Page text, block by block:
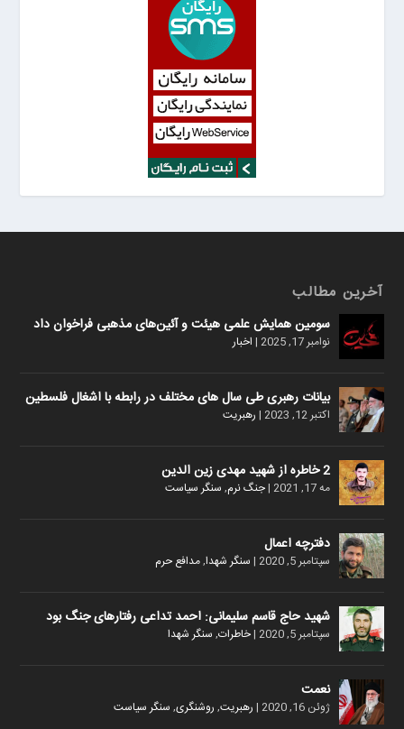
آخرین مطالب
سومین همایش علمی هیئت و آئین‌های مذهبی فراخوان داد
نوامبر 17, 2025 | اخبار
بیانات رهبری طی سال های مختلف در رابطه با اشغال فلسطین
اکتبر 12, 2023 | رهبریت
2 خاطره از شهید مهدی زین الدین
مه 17, 2021 |جنگ نرم, سنگر سیاست
دفترچه اعمال
سپتامبر 5, 2020 | سنگر شهدا,مدافع حرم
شهید حاج قاسم سلیمانی: احمد تداعی رفتارهای جنگ بود
سپتامبر 5, 2020 |خاطرات, سنگر شهدا
نعمت
ژوئن 16, 2020 | رهبریت, روشنگری, سنگر سیاست